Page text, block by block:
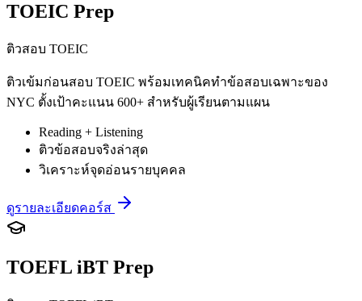
TOEIC Prep
ติวสอบ TOEIC
ติวเข้มก่อนสอบ TOEIC พร้อมเทคนิคทำข้อสอบเฉพาะของ
NYC ตั้งเป้าคะแนน 600+ สำหรับผู้เรียนตามแผน
Reading + Listening
ติวข้อสอบจริงล่าสุด
วิเคราะห์จุดอ่อนรายบุคคล
ดูรายละเอียดคอร์ส
TOEFL iBT Prep